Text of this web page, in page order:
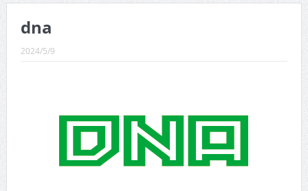
CINEMA×STYLE 289号
CINEMA×STYLE 286号
CINEMA×STYLE 294号
dna
2024/5/9